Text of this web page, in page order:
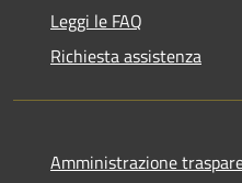
Leggi le FAQ
Richiesta assistenza
Amministrazione